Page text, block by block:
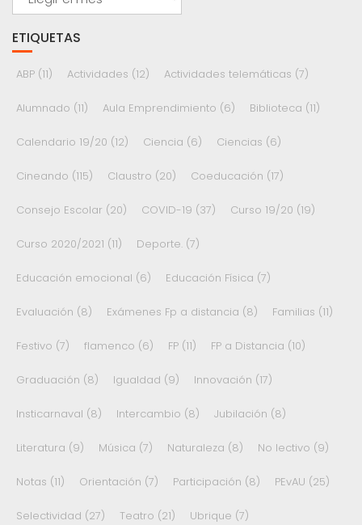
ETIQUETAS
ABP (11) Actividades (12) Actividades telemáticas (7)
Alumnado (11) Aula Emprendimiento (6) Biblioteca (11)
Calendario 19/20 (12) Ciencia (6) Ciencias (6)
Cineando (115) Claustro (20) Coeducación (17)
Consejo Escolar (20) COVID-19 (37) Curso 19/20 (19)
Curso 2020/2021 (11) Deporte. (7)
Educación emocional (6) Educación Física (7)
Evaluación (8) Exámenes Fp a distancia (8) Familias (11)
Festivo (7) flamenco (6) FP (11) FP a Distancia (10)
Graduación (8) Igualdad (9) Innovación (17)
Insticarnaval (8) Intercambio (8) Jubilación (8)
Literatura (9) Música (7) Naturaleza (8) No lectivo (9)
Notas (11) Orientación (7) Participación (8) PEvAU (25)
Selectividad (27) Teatro (21) Ubrique (7)